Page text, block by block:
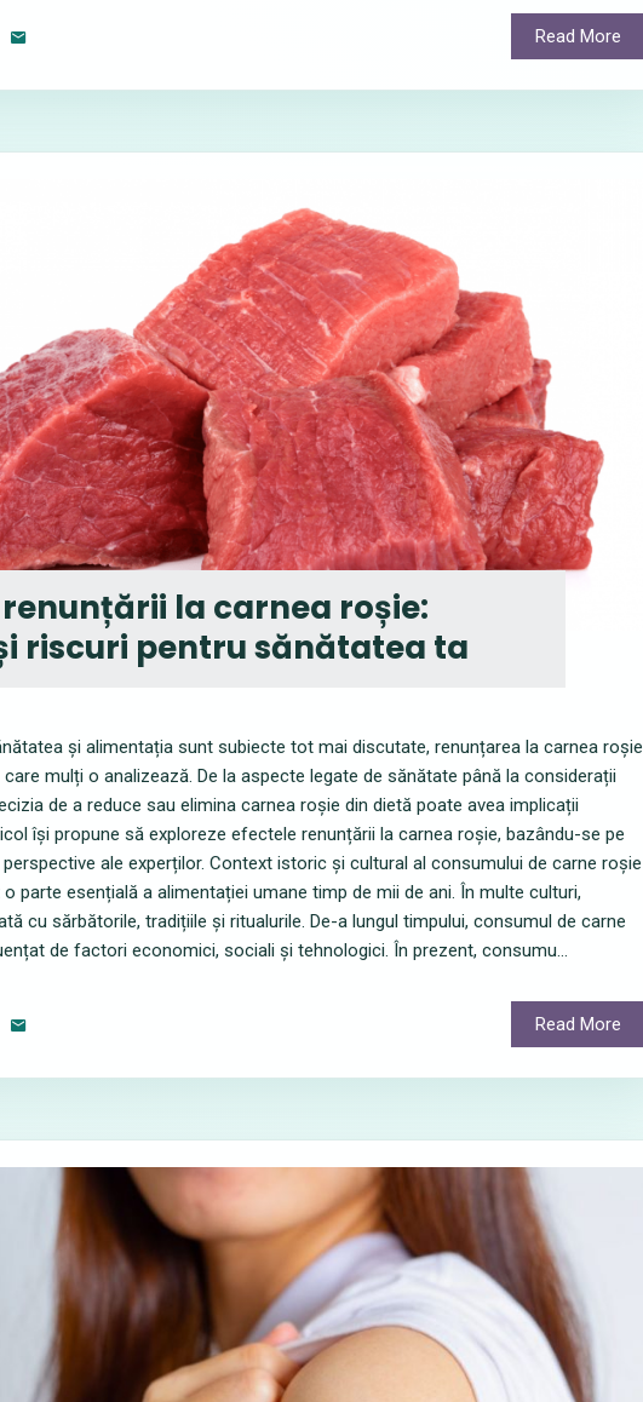
Read More
la carnea roșie:
riscuri pentru sănătatea ta
și alimentația sunt subiecte tot mai discutate, renunțarea la carnea roșie
mulți o analizează. De la aspecte legate de sănătate până la considerații
de a reduce sau elimina carnea roșie din dietă poate avea implicații
își propune să exploreze efectele renunțării la carnea roșie, bazându-se pe
ale experților. Context istoric și cultural al consumului de carne roșie
parte esențială a alimentației umane timp de mii de ani. În multe culturi,
cu sărbătorile, tradițiile și ritualurile. De-a lungul timpului, consumul de carne
de factori economici, sociali și tehnologici. În prezent, consumu...
Read More